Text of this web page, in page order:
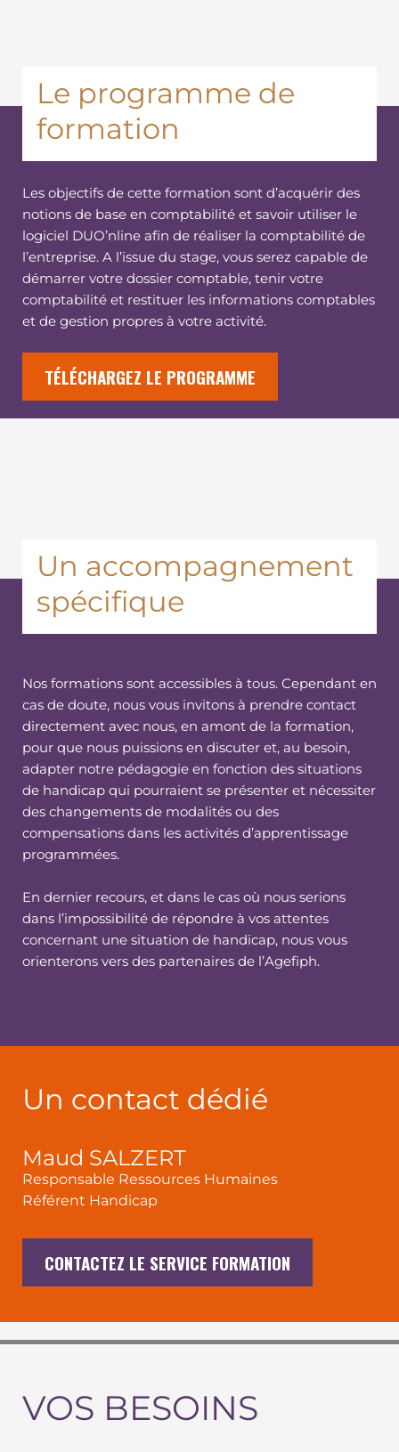
Le programme de
formation
Les objectifs de cette formation sont d’acquérir des
notions de base en comptabilité et savoir utiliser le
logiciel DUO’nline afin de réaliser la comptabilité de
l’entreprise. A l’issue du stage, vous serez capable de
démarrer votre dossier comptable, tenir votre
comptabilité et restituer les informations comptables
et de gestion propres à votre activité.
TÉLÉCHARGEZ LE PROGRAMME
Un accompagnement
spécifique
Nos formations sont accessibles à tous. Cependant en
cas de doute, nous vous invitons à prendre contact
directement avec nous, en amont de la formation,
pour que nous puissions en discuter et, au besoin,
adapter notre pédagogie en fonction des situations
de handicap qui pourraient se présenter et nécessiter
des changements de modalités ou des
compensations dans les activités d’apprentissage
programmées.
En dernier recours, et dans le cas où nous serions
dans l’impossibilité de répondre à vos attentes
concernant une situation de handicap, nous vous
orienterons vers des partenaires de l’Agefiph.
Un contact dédié
Maud SALZERT
Responsable Ressources Humaines
Référent Handicap
CONTACTEZ LE SERVICE FORMATION
VOS BESOINS